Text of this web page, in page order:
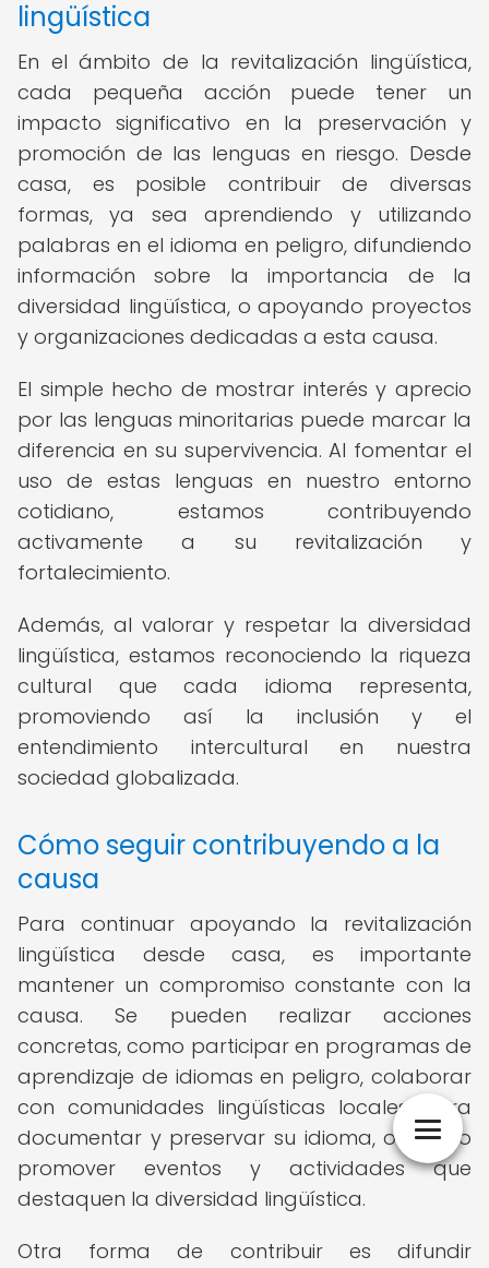
lingüística
En el ámbito de la revitalización lingüística,
cada pequeña acción puede tener un
impacto significativo en la preservación y
promoción de las lenguas en riesgo. Desde
casa, es posible contribuir de diversas
formas, ya sea aprendiendo y utilizando
palabras en el idioma en peligro, difundiendo
información sobre la importancia de la
diversidad lingüística, o apoyando proyectos
y organizaciones dedicadas a esta causa.
El simple hecho de mostrar interés y aprecio
por las lenguas minoritarias puede marcar la
diferencia en su supervivencia. Al fomentar el
uso de estas lenguas en nuestro entorno
cotidiano, estamos contribuyendo
activamente a su revitalización y
fortalecimiento.
Además, al valorar y respetar la diversidad
lingüística, estamos reconociendo la riqueza
cultural que cada idioma representa,
promoviendo así la inclusión y el
entendimiento intercultural en nuestra
sociedad globalizada.
Cómo seguir contribuyendo a la
causa
Para continuar apoyando la revitalización
lingüística desde casa, es importante
mantener un compromiso constante con la
causa. Se pueden realizar acciones
concretas, como participar en programas de
aprendizaje de idiomas en peligro, colaborar
con comunidades lingüísticas locales para
documentar y preservar su idioma, o incluso
promover eventos y actividades que
destaquen la diversidad lingüística.
Otra forma de contribuir es difundir